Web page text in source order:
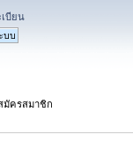
เบียน
มัครสมาชิก